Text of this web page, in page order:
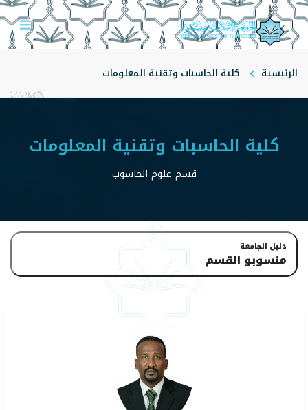
الرئيسية كلية الحاسبات وتقنية المعلومات
كلية الحاسبات وتقنية المعلومات
قسم علوم الحاسوب
دليل الجامعة
منسوبو القسم